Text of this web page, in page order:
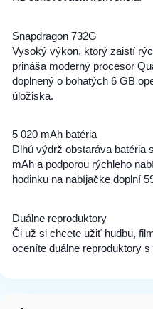
Snapdragon 732G
Vysoký výkon, ktorý zaistí
prináša moderný procesor
doplnený o bohatých 6 GB
úložiska.
5 020 mAh batéria
Dlhú výdrž obstaráva batéria
mAh a podporou rýchleho
hodinku na nabíjačke doplní
Duálne reproduktory
Či už si chcete užiť hudbu,
oceníte duálne reproduktory